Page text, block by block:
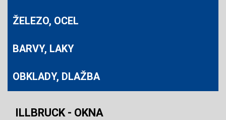
ŽELEZO, OCEL
BARVY, LAKY
OBKLADY, DLAŽBA
ILLBRUCK - OKNA